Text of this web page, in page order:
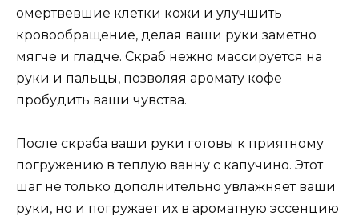
омертвевшие клетки кожи и улучшить
кровообращение, делая ваши руки заметно
мягче и гладче. Скраб нежно массируется на
руки и пальцы, позволяя аромату кофе
пробудить ваши чувства.
После скраба ваши руки готовы к приятному
погружению в теплую ванну с капучино. Этот
шаг не только дополнительно увлажняет ваши
руки, но и погружает их в ароматную эссенцию